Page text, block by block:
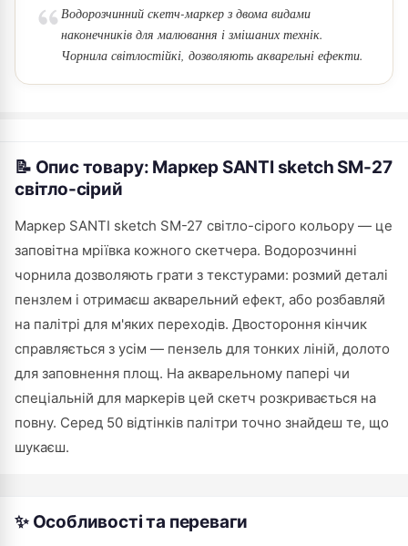
Водорозчинний скетч-маркер з двома видами
наконечників для малювання і змішаних технік.
Чорнила світлостійкі, дозволяють акварельні ефекти.
📝 Опис товару: Маркер SANTI sketch SM-27
світло-сірий
Маркер SANTI sketch SM-27 світло-сірого кольору — це
заповітна мріївка кожного скетчера. Водорозчинні
чорнила дозволяють грати з текстурами: розмий деталі
пензлем і отримаєш акварельний ефект, або розбавляй
на палітрі для м'яких переходів. Двостороння кінчик
справляється з усім — пензель для тонких ліній, долото
для заповнення площ. На акварельному папері чи
спеціальній для маркерів цей скетч розкривається на
повну. Серед 50 відтінків палітри точно знайдеш те, що
шукаєш.
✨ Особливості та переваги